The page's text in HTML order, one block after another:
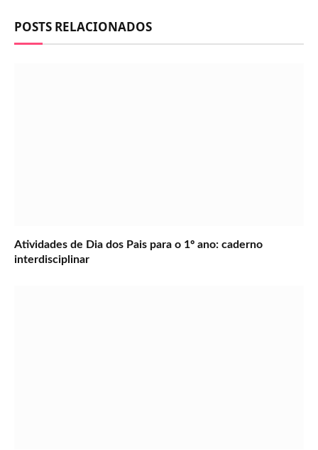
POSTS RELACIONADOS
Atividades de Dia dos Pais para o 1º ano: caderno
interdisciplinar